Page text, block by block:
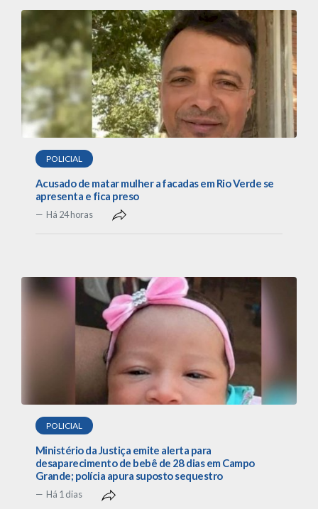
POLICIAL
Acusado de matar mulher a facadas em Rio Verde se
apresenta e fica preso
Há 24 horas
POLICIAL
Ministério da Justiça emite alerta para
desaparecimento de bebê de 28 dias em Campo
Grande; polícia apura suposto sequestro
Há 1 dias